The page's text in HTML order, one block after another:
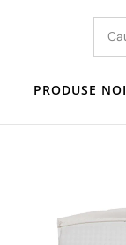
PRODUSE NOI